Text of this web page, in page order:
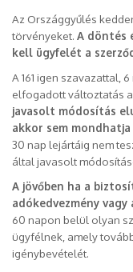
Az Országgyűlés
törvényeket. A döntés
kell ügyfelét a
A 161 igen szavazattal,
elfogadott változtatás
javasolt módosítás
akkor sem
30 nap lejártáig nem
által javasolt
A jövőben ha a
adókedvezmény
60 napon belül olyan
ügyfélnek, amely
igénybevételét.